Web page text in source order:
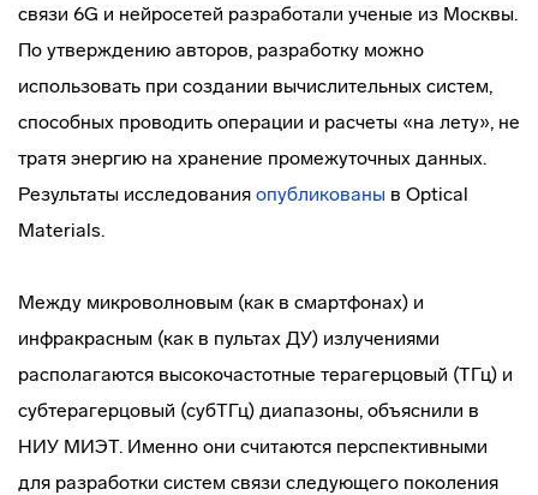
связи 6G и нейросетей разработали ученые из Москвы.
По утверждению авторов, разработку можно
использовать при создании вычислительных систем,
способных проводить операции и расчеты «на лету», не
тратя энергию на хранение промежуточных данных.
Результаты исследования опубликованы в Optical
Materials.
Между микроволновым (как в смартфонах) и
инфракрасным (как в пультах ДУ) излучениями
располагаются высокочастотные терагерцовый (ТГц) и
субтерагерцовый (субТГц) диапазоны, объяснили в
НИУ МИЭТ. Именно они считаются перспективными
для разработки систем связи следующего поколения